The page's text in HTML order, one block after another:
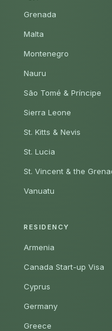
Grenada
Malta
Montenegro
Nauru
São Tomé & Príncipe
Sierra Leone
St. Kitts & Nevis
St. Lucia
St. Vincent & the
Vanuatu
RESIDENCY
Armenia
Canada Start-up Visa
Cyprus
Germany
Greece